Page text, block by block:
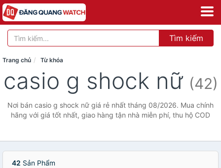
Tìm kiếm
Trang chủ Từ khóa
casio g shock nữ (42)
Nơi bán casio g shock nữ giá rẻ nhất tháng 08/2026. Mua chính
hãng với giá tốt nhất, giao hàng tận nhà miễn phí, thu hộ COD
42 Sản Phẩm